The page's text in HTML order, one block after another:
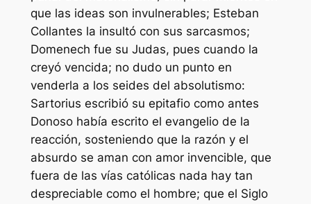
que las ideas son invulnerables; Esteban
Collantes la insultó con sus sarcasmos;
Domenech fue su Judas, pues cuando la
creyó vencida; no dudo un punto en
venderla a los seides del absolutismo:
Sartorius escribió su epitafio como antes
Donoso había escrito el evangelio de la
reacción, sosteniendo que la razón y el
absurdo se aman con amor invencible, que
fuera de las vías católicas nada hay tan
despreciable como el hombre; que el Siglo